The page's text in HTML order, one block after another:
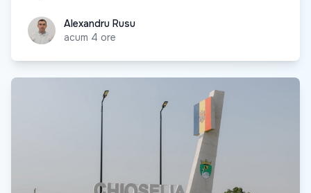
Alexandru Rusu
Alexandru Rusu
acum 4 ore